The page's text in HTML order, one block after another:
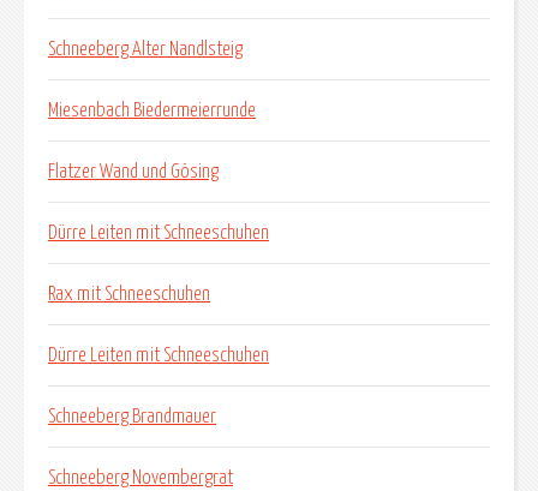
Schneeberg Alter Nandlsteig
Miesenbach Biedermeierrunde
Flatzer Wand und Gösing
Dürre Leiten mit Schneeschuhen
Rax mit Schneeschuhen
Dürre Leiten mit Schneeschuhen
Schneeberg Brandmauer
Schneeberg Novembergrat